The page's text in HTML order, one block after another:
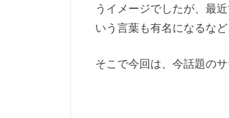
うイメージでしたが、最
いう言葉も有名になるな
そこで今回は、今話題の